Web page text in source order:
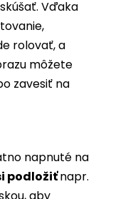
Vďaka
rolovať, a
môžete
zavesiť na
napnuté na
podložiťnapr.